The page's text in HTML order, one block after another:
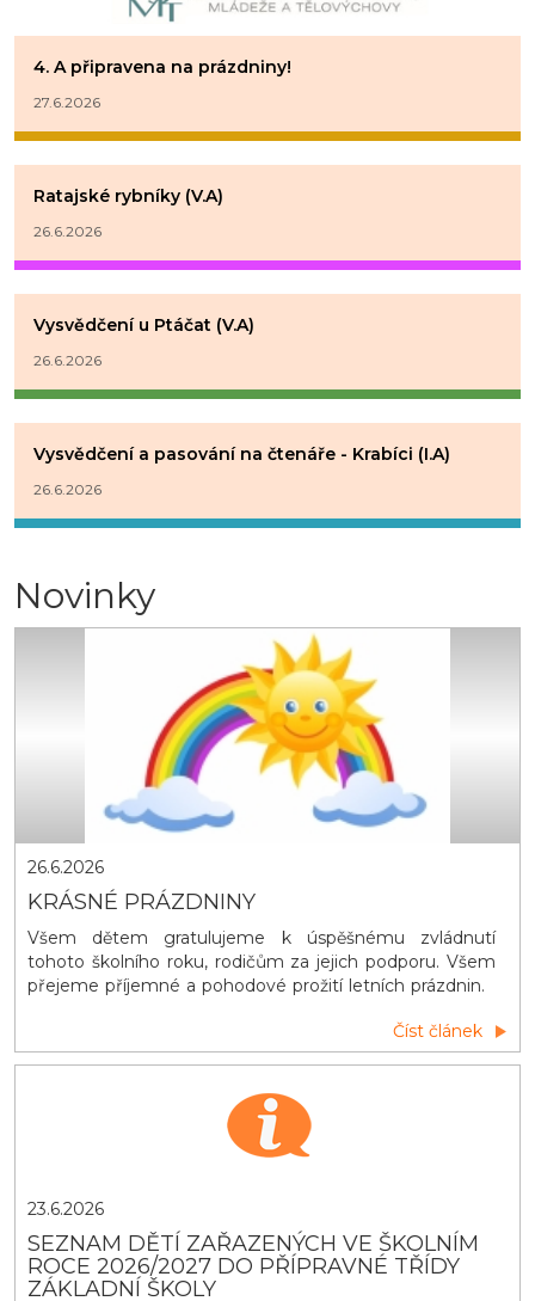
4. A připravena na prázdniny!
27.6.2026
Ratajské rybníky (V.A)
26.6.2026
Vysvědčení u Ptáčat (V.A)
26.6.2026
Vysvědčení a pasování na čtenáře - Krabíci (I.A)
26.6.2026
Novinky
26.6.2026
KRÁSNÉ PRÁZDNINY
Všem dětem gratulujeme k úspěšnému zvládnutí
tohoto školního roku, rodičům za jejich podporu. Všem
přejeme příjemné a pohodové prožití letních prázdnin.
Číst článek
23.6.2026
SEZNAM DĚTÍ ZAŘAZENÝCH VE ŠKOLNÍM
ROCE 2026/2027 DO PŘÍPRAVNÉ TŘÍDY
ZÁKLADNÍ ŠKOLY